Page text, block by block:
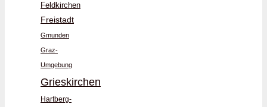
Feldkirchen
Freistadt
Gmunden
Graz-
Umgebung
Grieskirchen
Hartberg-